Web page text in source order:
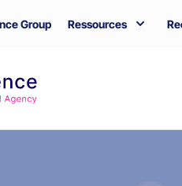
Group Ressources